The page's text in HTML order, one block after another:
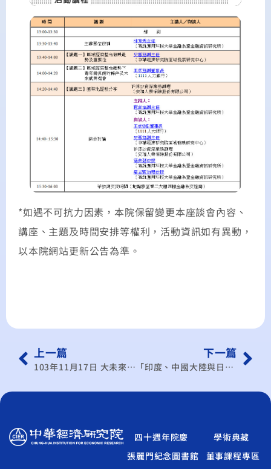
*如遇不可抗力因素，本院保留變更本座談會內容、
講座、主題及時間安排等權利，活動資訊如有異動，
以本院網站更新公告為準。
上一篇
103年11月17日 大未來 大步走–迎向區域經濟整合浪潮 青年就業藍海校園論壇（臺灣大學）
下一篇
「印度、中國大陸與日本三邊關係之現況與展望－對東亞之意涵」專題演講 Speech on “Triangularity in India-China-Japan Relations: Implications for East Asia”
四十週年院慶
學術典藏
張麗門紀念圖書館
董事課程專區